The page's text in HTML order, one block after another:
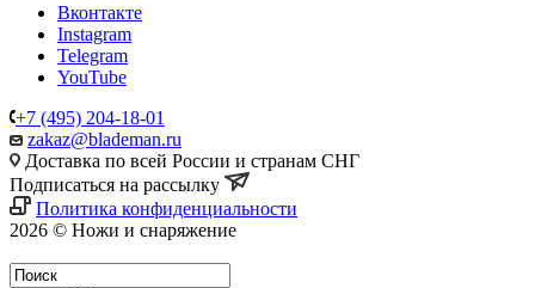
Вконтакте
Instagram
Telegram
YouTube
+7 (495) 204-18-01
zakaz@blademan.ru
Доставка по всей России и странам СНГ
Подписаться на рассылку
Политика конфиденциальности
2026 © Ножи и снаряжение